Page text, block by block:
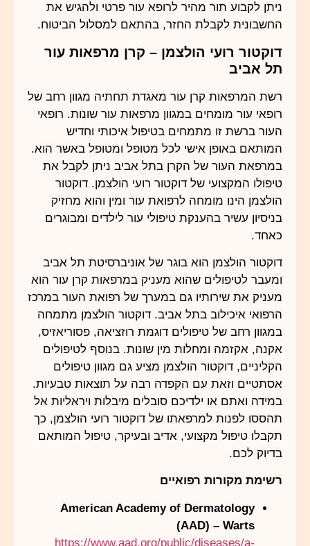
ניתן לקבוע תור מהיר לרופא עור פרטי ולהגיש את
החשבונית לקבלת החזר, בהתאם למסלול הביטוח.
דוקטור רועי הולצמן – קרן מרפאות עור
תל אביב
רשת המרפאות קרן עור מאגדת תחתיה מגוון רחב של
רופאי עור מומחים במגוון מרפאות עור שונות. רופאי
העור ברשת זו מתמחים בטיפול איכותי וחדיש
המותאם באופן אישי לכל מטופל ומטופל באשר הוא.
במרפאת העור של הקרן בתל אביב ניתן לקבל את
טיפולו המקצועי של דוקטור רועי הולצמן. דוקטור
הולצמן הינו מומחה לרפואת עור ומין והוא מחזיק
בניסיון עשיר בהענקת טיפולי עור לילדים ומבוגרים
כאחד.
דוקטור הולצמן הוא בוגר של אוניברסיטת תל אביב
ומעבר לטיפולים שהוא מעניק במרפאות קרן עור הוא
מעניק את שירותיו גם במערך של רפואת העור במרכז
הרפואי איכילוב בתל אביב. דוקטור הולצמן מתמחה
במגוון רחב של טיפולים דוגמת רוזציאה, פסוריאזיס,
אקנה, אקזמה ומחלות מין שונות. בנוסף לטיפולים
הקליניים, דוקטור הולצמן מציע גם מגוון טיפולים
אסתטיים וזאת עם הקפדה רבה על תוצאות טבעיות.
במידה ואתם או ילדיכם סובלים מיבלות ויראליות אל
תהססו לפנות למרפאתו של דוקטור רועי הולצמן, כך
תקבלו טיפול מקצועי, אדיב ובעיקר, טיפול המותאם
בדיוק לכם.
רשימת מקורות רפואיים
American Academy of Dermatology
(AAD) – Warts
https://www.aad.org/public/diseases/a-